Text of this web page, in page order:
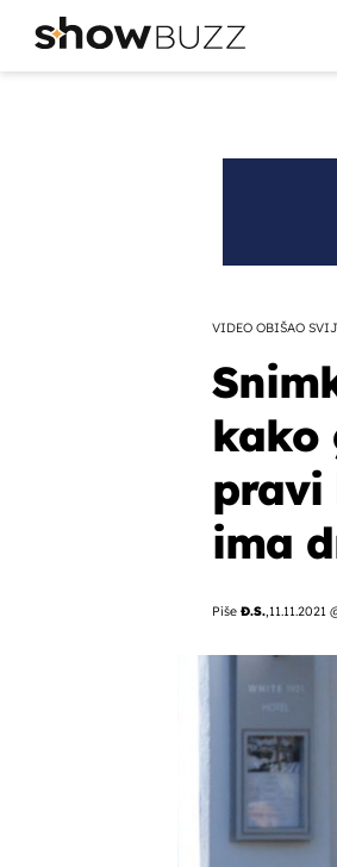
VIDEO OBIŠAO
kako
pravi
ima
Piše Đ.S.,11.11.2021